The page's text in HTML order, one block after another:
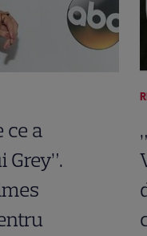
ce a
Grey”.